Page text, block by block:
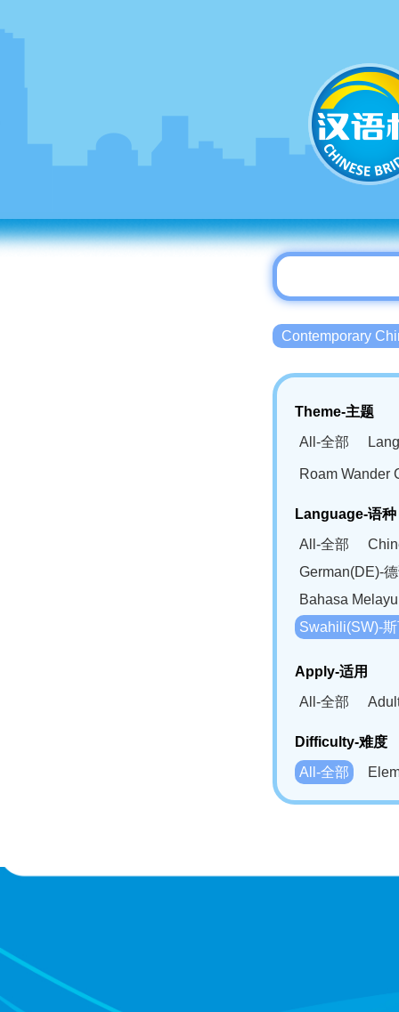
Contemporary
Theme-主题
All-全部
Roam Wander
Language-语种
All-全部
German(DE)-
Bahasa
Swahili(SW)-
Apply-适用
All-全部
Difficulty-难度
All-全部